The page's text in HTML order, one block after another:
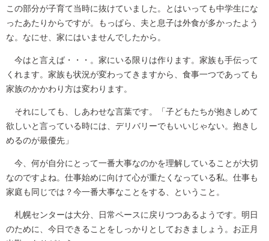
この部分が子育て当時に抜けていました。とはいっても中学生にな
ったあたりからですが。もっぱら、夫と息子は外食が多かったよう
な。なにせ、家にはいませんでしたから。
今はと言えば・・・。家にいる限りは作ります。家族も手伝って
くれます。家族も状況が変わってきますから、食事一つであっても
家族のかかわり方は変わります。
それにしても、しあわせな言葉です。「子どもたちが抱きしめて
欲しいと言っている時には、デリバリーでもいいじゃない。抱きし
めるのが最優先」
今、何が自分にとって一番大事なのかを理解していることが大切
なのですよね。仕事始めに向けて心が重たくなっている私。仕事も
家庭も同じでは？今一番大事なことをする、ということ。
札幌センターは大分、日常ペースに戻りつつあるようです。明日
のために、今日できることをしっかりとしておきましょう。お正月